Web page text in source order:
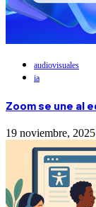
audiovisuales
ia
Zoom se une al
19 noviembre, 2025